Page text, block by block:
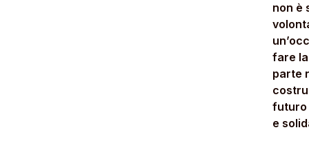
non è
fare
parte
futuro
e